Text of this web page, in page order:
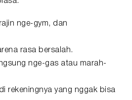
nge-gym, dan
rasa bersalah.
nge-gas atau marah-
rekeningnya yang nggak bisa